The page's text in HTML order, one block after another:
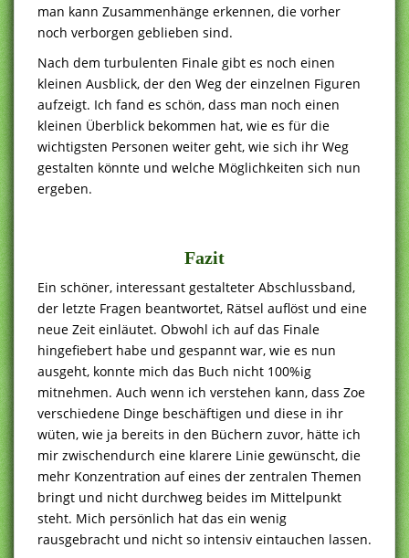
man kann Zusammenhänge erkennen, die vorher
noch verborgen geblieben sind.
Nach dem turbulenten Finale gibt es noch einen
kleinen Ausblick, der den Weg der einzelnen Figuren
aufzeigt. Ich fand es schön, dass man noch einen
kleinen Überblick bekommen hat, wie es für die
wichtigsten Personen weiter geht, wie sich ihr Weg
gestalten könnte und welche Möglichkeiten sich nun
ergeben.
Fazit
Ein schöner, interessant gestalteter Abschlussband,
der letzte Fragen beantwortet, Rätsel auflöst und eine
neue Zeit einläutet. Obwohl ich auf das Finale
hingefiebert habe und gespannt war, wie es nun
ausgeht, konnte mich das Buch nicht 100%ig
mitnehmen. Auch wenn ich verstehen kann, dass Zoe
verschiedene Dinge beschäftigen und diese in ihr
wüten, wie ja bereits in den Büchern zuvor, hätte ich
mir zwischendurch eine klarere Linie gewünscht, die
mehr Konzentration auf eines der zentralen Themen
bringt und nicht durchweg beides im Mittelpunkt
steht. Mich persönlich hat das ein wenig
rausgebracht und nicht so intensiv eintauchen lassen.